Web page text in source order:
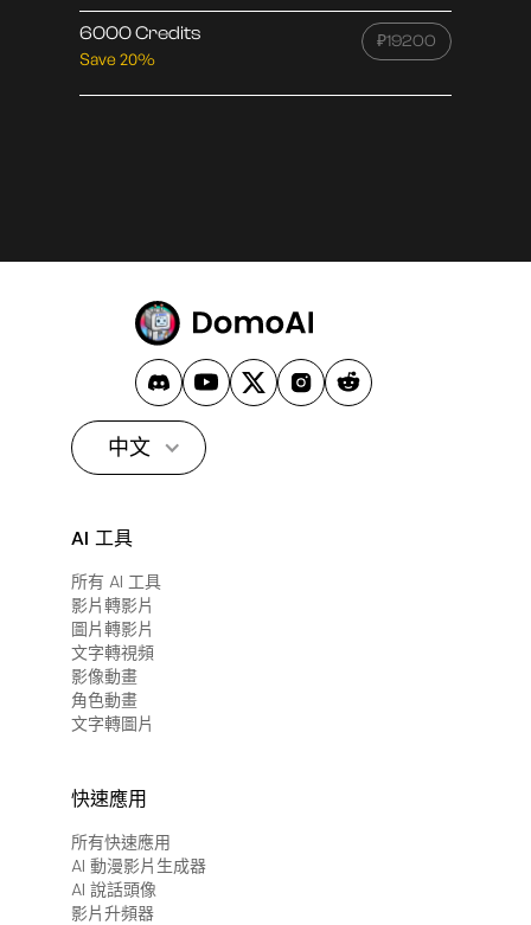
6000 Credits
Save 20%
₽19200
中文
AI 工具
所有 AI 工具
影片轉影片
圖片轉影片
文字轉視頻
影像動畫
角色動畫
文字轉圖片
快速應用
所有快速應用
AI 動漫影片生成器
AI 說話頭像
影片升頻器